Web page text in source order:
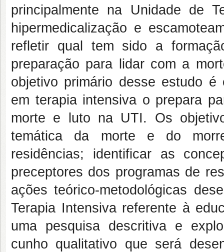
principalmente na Unidade de
hipermedicalização e
refletir qual tem sido a
preparação para lidar com a
objetivo primário desse estudo
em terapia intensiva o prepara
morte e luto na UTI. Os
temática da morte e do
residências; identificar as
preceptores dos programas de
ações teórico-metodológicas
Terapia Intensiva referente à
uma pesquisa descritiva e
cunho qualitativo que será